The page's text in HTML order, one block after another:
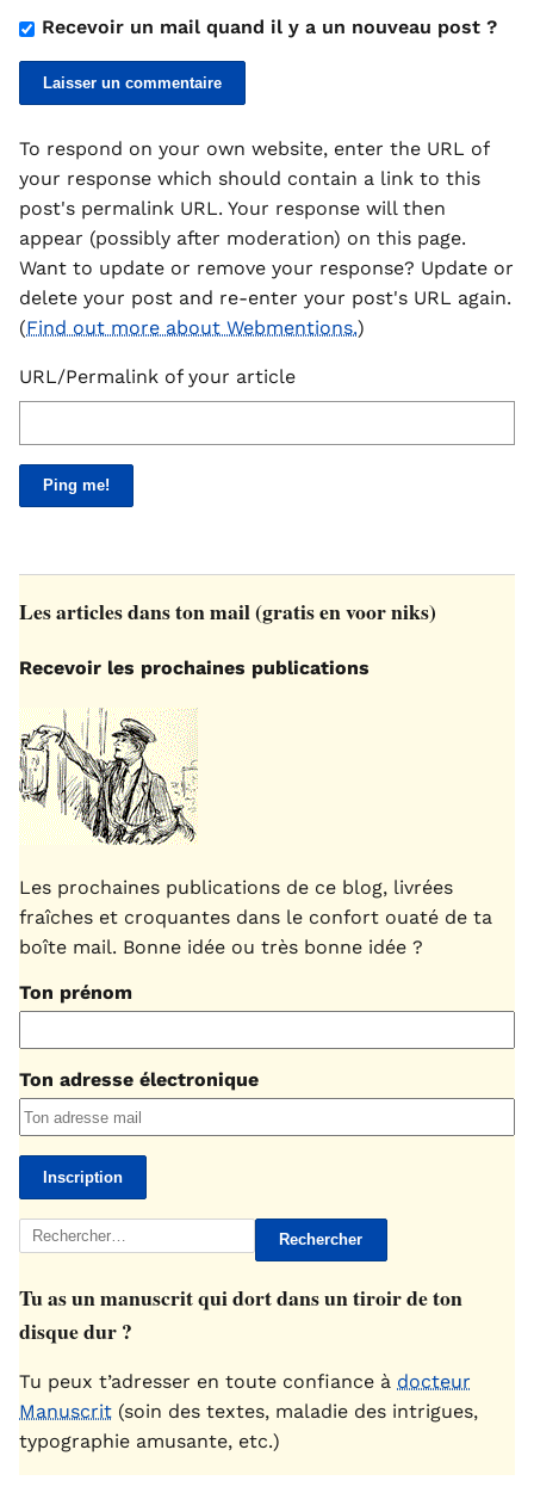
Recevoir un mail quand il y a un nouveau post ?
To respond on your own website, enter the URL of
your response which should contain a link to this
post's permalink URL. Your response will then
appear (possibly after moderation) on this page.
Want to update or remove your response? Update or
delete your post and re-enter your post's URL again.
(Find out more about Webmentions.)
URL/Permalink of your article
Les articles dans ton mail (gratis en voor niks)
Recevoir les prochaines publications
Les prochaines publications de ce blog, livrées
fraîches et croquantes dans le confort ouaté de ta
boîte mail. Bonne idée ou très bonne idée ?
Ton prénom
Ton adresse électronique
Rechercher :
Tu as un manuscrit qui dort dans un tiroir de ton
disque dur ?
Tu peux t’adresser en toute confiance à docteur
Manuscrit (soin des textes, maladie des intrigues,
typographie amusante, etc.)